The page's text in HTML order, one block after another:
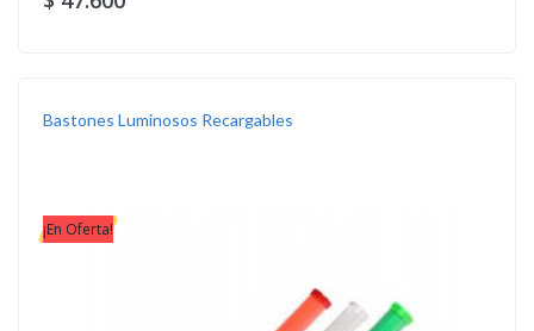
Bastones Luminosos Recargables
¡En Oferta!